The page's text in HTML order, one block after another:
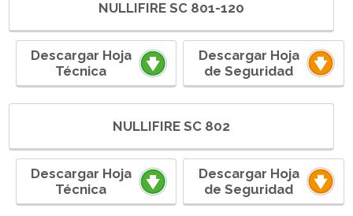
NULLIFIRE SC 801-120
Descargar Hoja
Técnica
Descargar Hoja
de Seguridad
NULLIFIRE SC 802
Descargar Hoja
Técnica
Descargar Hoja
de Seguridad